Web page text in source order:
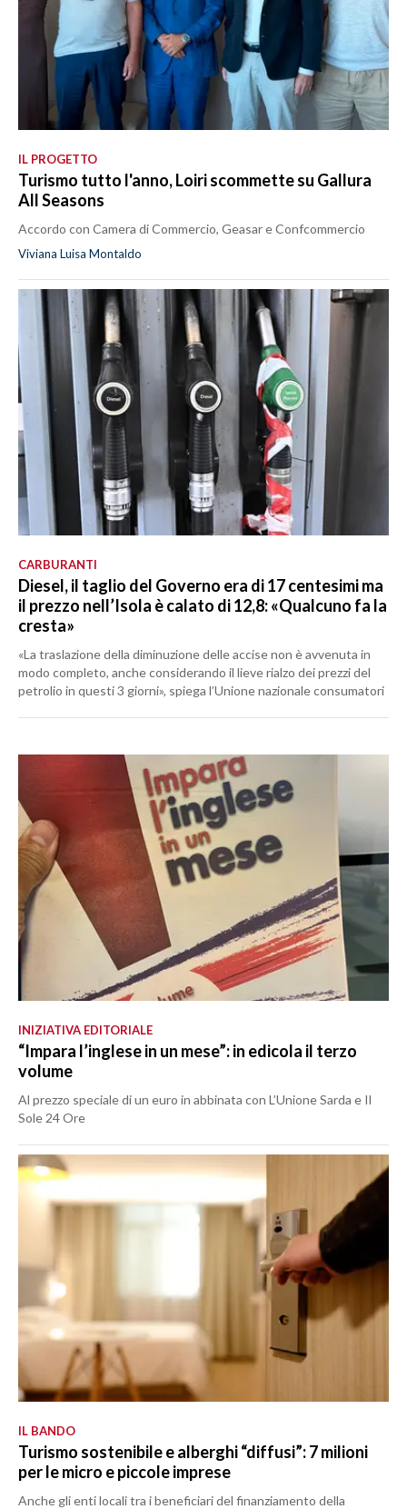
IL PROGETTO
Turismo tutto l'anno, Loiri scommette su Gallura
All Seasons
Accordo con Camera di Commercio, Geasar e Confcommercio
Viviana Luisa Montaldo
CARBURANTI
Diesel, il taglio del Governo era di 17 centesimi ma
il prezzo nell’Isola è calato di 12,8: «Qualcuno fa la
cresta»
«La traslazione della diminuzione delle accise non è avvenuta in
modo completo, anche considerando il lieve rialzo dei prezzi del
petrolio in questi 3 giorni», spiega l’Unione nazionale consumatori
INIZIATIVA EDITORIALE
“Impara l’inglese in un mese”: in edicola il terzo
volume
Al prezzo speciale di un euro in abbinata con L’Unione Sarda e Il
Sole 24 Ore
IL BANDO
Turismo sostenibile e alberghi “diffusi”: 7 milioni
per le micro e piccole imprese
Anche gli enti locali tra i beneficiari del finanziamento della